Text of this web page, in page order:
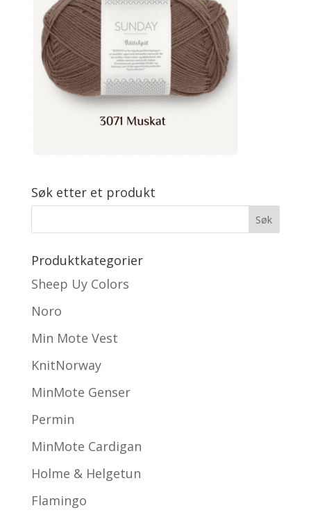
Søk etter et produkt
Produktkategorier
Sheep Uy Colors
Noro
Min Mote Vest
KnitNorway
MinMote Genser
Permin
MinMote Cardigan
Holme & Helgetun
Flamingo